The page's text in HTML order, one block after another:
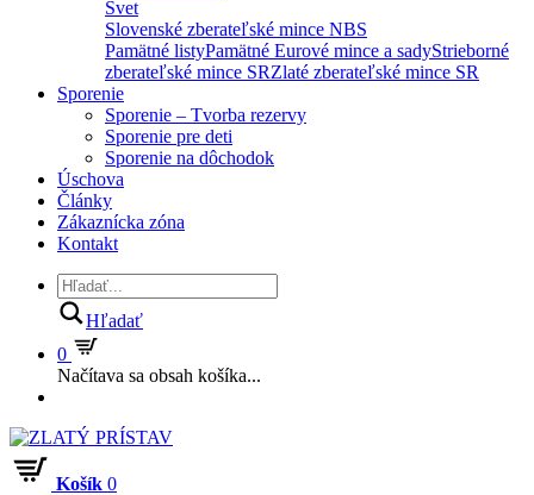
Svet
Slovenské zberateľské mince NBS
Pamätné listyPamätné Eurové mince a sadyStrieborné
zberateľské mince SRZlaté zberateľské mince SR
Sporenie
Sporenie – Tvorba rezervy
Sporenie pre deti
Sporenie na dôchodok
Úschova
Články
Zákaznícka zóna
Kontakt
Hľadať
0
Načítava sa obsah košíka...
Košík 0